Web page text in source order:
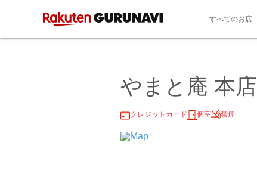
すべてのお店
やまと庵 本店
クレジットカード 個室 禁煙